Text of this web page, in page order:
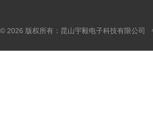
© 2026 版权所有：昆山宇毅电子科技有限公司